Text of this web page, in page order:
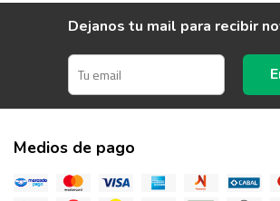
Dejanos tu mail para recibir
Medios de pago